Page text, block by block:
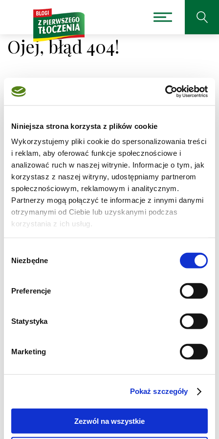
Niniejsza strona korzysta z plików cookie
Wykorzystujemy pliki cookie do spersonalizowania treści
i reklam, aby oferować funkcje społecznościowe i
analizować ruch w naszej witrynie. Informacje o tym, jak
korzystasz z naszej witryny, udostępniamy partnerom
społecznościowym, reklamowym i analitycznym.
Partnerzy mogą połączyć te informacje z innymi danymi
otrzymanymi od Ciebie lub uzyskanymi podczas
korzystania z ich usług.
zgody
Niezbędne
Preferencje
Statystyka
Marketing
Pokaż szczegóły
Zezwól na wszystkie
Ojej, błąd 404!
Niestety nie można było
odnaleźć strony, której
szukasz.
Adres, który próbujesz odwiedzić
/przepis/czekoladowe-ciasto-z-jagodami-i-
krememjest obecnie niedostępny.
Sprawdź pisownię adresu lub skorzystaj z wyszukiwarki
Jak powstają oleje tłoczone na zimno Kujawski?